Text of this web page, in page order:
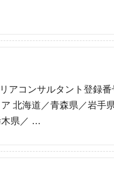
コンサルタント登録番
北海道／青森県／岩手
木県／ …